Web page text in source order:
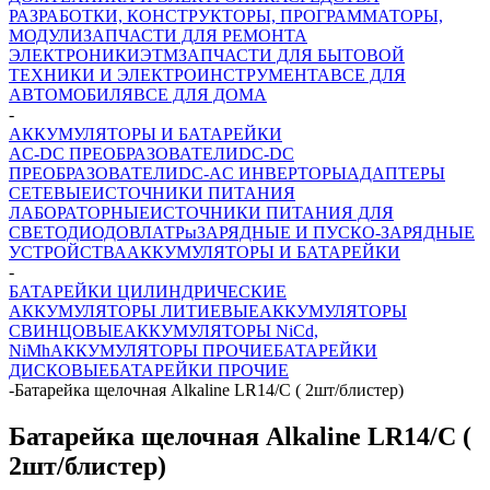
РАЗРАБОТКИ, КОНСТРУКТОРЫ, ПРОГРАММАТОРЫ,
МОДУЛИЗАПЧАСТИ ДЛЯ РЕМОНТА
ЭЛЕКТРОНИКИЭТМЗАПЧАСТИ ДЛЯ БЫТОВОЙ
ТЕХНИКИ И ЭЛЕКТРОИНСТРУМЕНТАВСЕ ДЛЯ
АВТОМОБИЛЯВСЕ ДЛЯ ДОМА
-
АККУМУЛЯТОРЫ И БАТАРЕЙКИ
AC-DC ПРЕОБРАЗОВАТЕЛИDC-DC
ПРЕОБРАЗОВАТЕЛИDC-AC ИНВЕРТОРЫАДАПТЕРЫ
СЕТЕВЫЕИСТОЧНИКИ ПИТАНИЯ
ЛАБОРАТОРНЫЕИСТОЧНИКИ ПИТАНИЯ ДЛЯ
СВЕТОДИОДОВЛАТРыЗАРЯДНЫЕ И ПУСКО-ЗАРЯДНЫЕ
УСТРОЙСТВААККУМУЛЯТОРЫ И БАТАРЕЙКИ
-
БАТАРЕЙКИ ЦИЛИНДРИЧЕСКИЕ
АККУМУЛЯТОРЫ ЛИТИЕВЫЕАККУМУЛЯТОРЫ
СВИНЦОВЫЕАККУМУЛЯТОРЫ NiCd,
NiMhАККУМУЛЯТОРЫ ПРОЧИЕБАТАРЕЙКИ
ДИСКОВЫЕБАТАРЕЙКИ ПРОЧИЕ
-Батарейка щелочная Alkaline LR14/C ( 2шт/блистер)
Батарейка щелочная Alkaline LR14/C (
2шт/блистер)